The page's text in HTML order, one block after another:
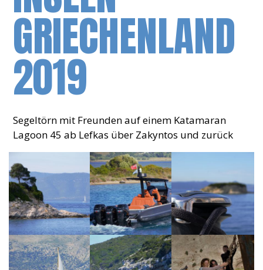
GRIECHENLAND
2019
Segeltörn mit Freunden auf einem Katamaran
Lagoon 45 ab Lefkas über Zakyntos und zurück